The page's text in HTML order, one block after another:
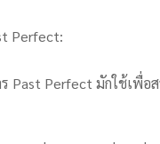
Perfect:
Past Perfect มักใช้เพื่อ